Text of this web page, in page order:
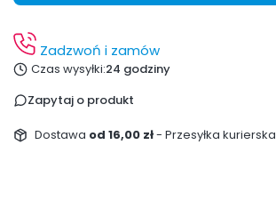
Zadzwoń i zamów
Czas wysyłki:24 godziny
Zapytaj o produkt
Dostawa od 16,00 zł- Przesyłka kurierska